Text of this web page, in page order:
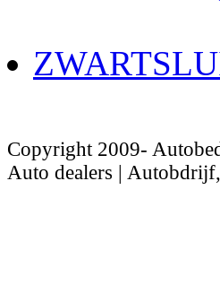
Copyright 2009-
Auto dealers |